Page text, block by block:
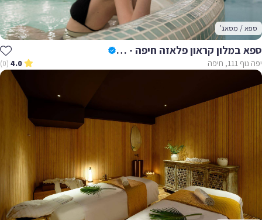
ספא / מסאג'
ספא במלון קראון פלאזה חיפה - SPA CROWNE PLAZA
יפה נוף 111, חיפה 4.0
(0)